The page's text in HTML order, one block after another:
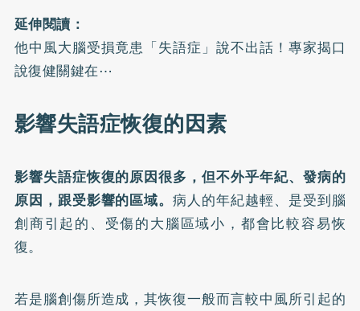
延伸閱讀：
他中風大腦受損竟患「失語症」說不出話！專家揭口
說復健關鍵在⋯
影響失語症恢復的因素
影響失語症恢復的原因很多，但不外乎年紀、發病的
原因，跟受影響的區域。病人的年紀越輕、是受到腦
創商引起的、受傷的大腦區域小，都會比較容易恢
復。
若是腦創傷所造成，其恢復一般而言較中風所引起的